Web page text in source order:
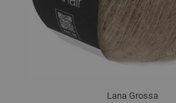
Lana Grossa